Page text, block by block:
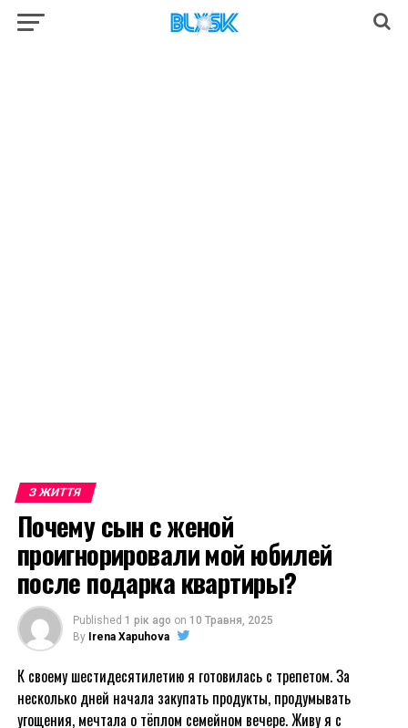
З ЖИТТЯ
Почему сын с женой
проигнорировали мой юбилей
после подарка квартиры?
Published 1 рік ago on 10 Травня, 2025
By Irena Xapuhova
К своему шестидесятилетию я готовилась с трепетом. За
несколько дней начала закупать продукты, продумывать
угощения, мечтала о тёплом семейном вечере. Живу я с